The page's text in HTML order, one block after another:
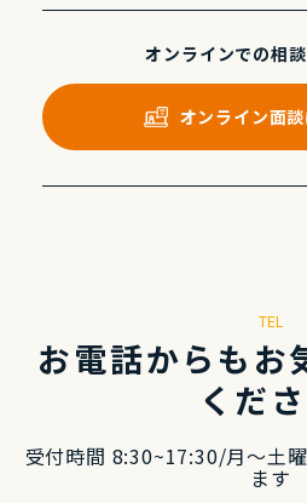
オンラインでの相
オンライン⾯
TEL
お電話からもお
くだ
受付時間 8:30~17:30/⽉〜⼟
ます